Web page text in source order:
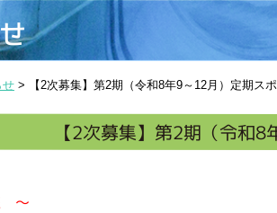
せ > 【2次募集】第2期（令和8年9～12月）定期ス
【2次募集】第2期（令和
～